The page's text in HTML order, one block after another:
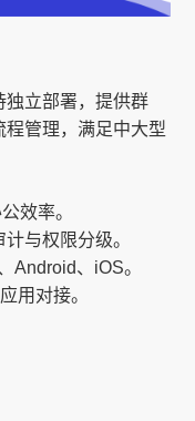
独立部署，提供群
管理，满足中大型
效率。
与权限分级。
Android、iOS。
用对接。